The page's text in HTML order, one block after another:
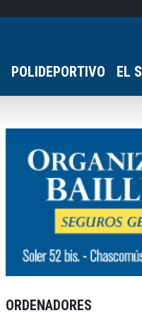
POLIDEPORTIVO EL
ORDENADORES